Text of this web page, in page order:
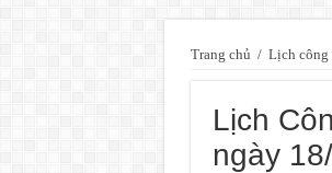
Trang chủ / Lịch công
Lịch
ngày